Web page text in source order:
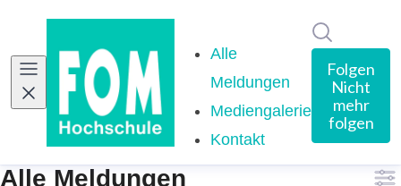
Alle
Meldungen (current)
Mediengalerie
Kontakt
Folgen
Nicht
mehr
folgen
Alle Meldungen